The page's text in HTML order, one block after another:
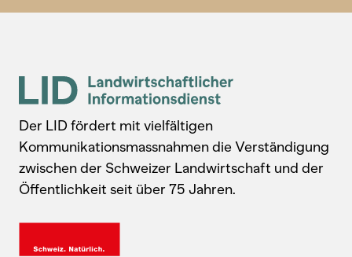
Der LID fördert mit vielfältigen
Kommunikationsmassnahmen die Verständigung
zwischen der Schweizer Landwirtschaft und der
Öffentlichkeit seit über 75 Jahren.